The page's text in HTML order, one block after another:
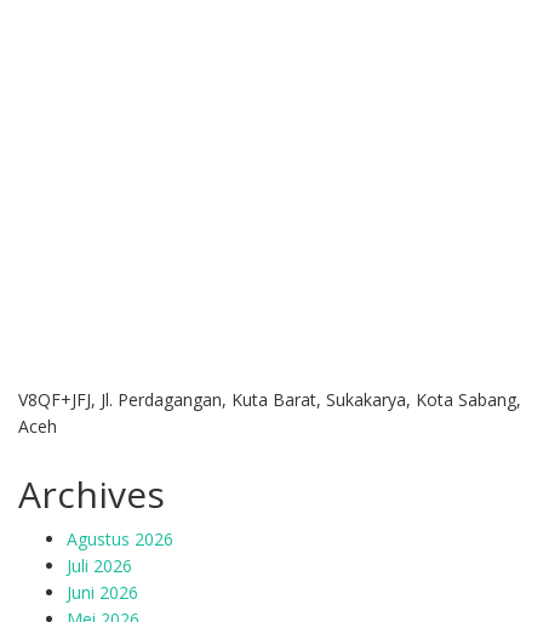
V8QF+JFJ, Jl. Perdagangan, Kuta Barat, Sukakarya, Kota Sabang,
Aceh
Archives
Agustus 2026
Juli 2026
Juni 2026